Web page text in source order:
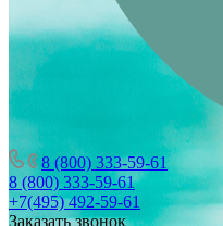
8 (800) 333-59-61
8 (800) 333-59-61
+7(495) 492-59-61
Заказать звонок